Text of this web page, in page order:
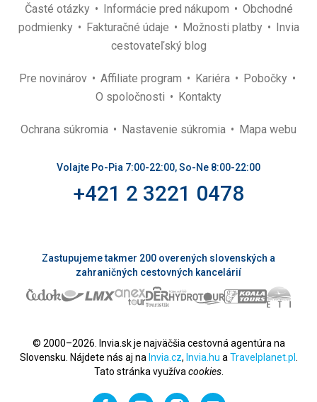
Časté otázky Informácie pred nákupom
Obchodné
podmienky
Fakturačné údaje Možnosti platby
Invia
cestovateľský blog
Pre novinárov Affiliate program Kariéra
Pobočky
O spoločnosti
Kontakty
Ochrana súkromia Nastavenie súkromia Mapa webu
Volajte Po-Pia 7:00-22:00, So-Ne 8:00-22:00
+421 2 3221 0478
Zastupujeme takmer 200 overených slovenských a
zahraničných cestovných kancelárií
© 2000–2026. Invia.sk je najväčšia cestovná agentúra na
Slovensku. Nájdete nás aj na Invia.cz, Invia.hu a Travelplanet.pl
Tato stránka využíva cookies.